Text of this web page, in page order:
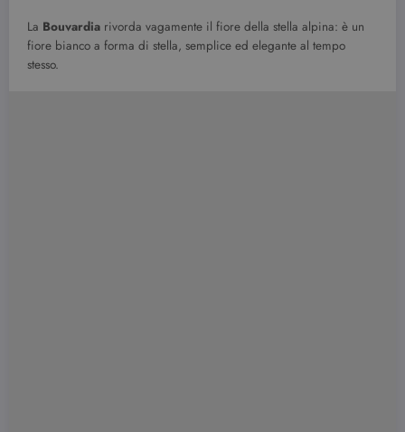
La Bouvardia rivorda vagamente il fiore della stella alpina: è un
fiore bianco a forma di stella, semplice ed elegante al tempo
stesso.